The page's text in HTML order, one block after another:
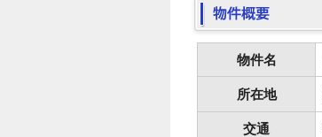
物件名
所在地
交通